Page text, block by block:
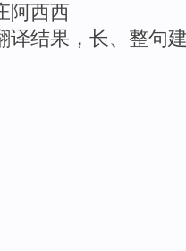
阿西西
译结果，长、整句